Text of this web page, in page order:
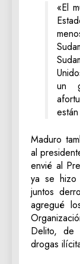
«El
un
Maduro
al
envié al
ya se
juntos
agregué
Delito, de
drogas